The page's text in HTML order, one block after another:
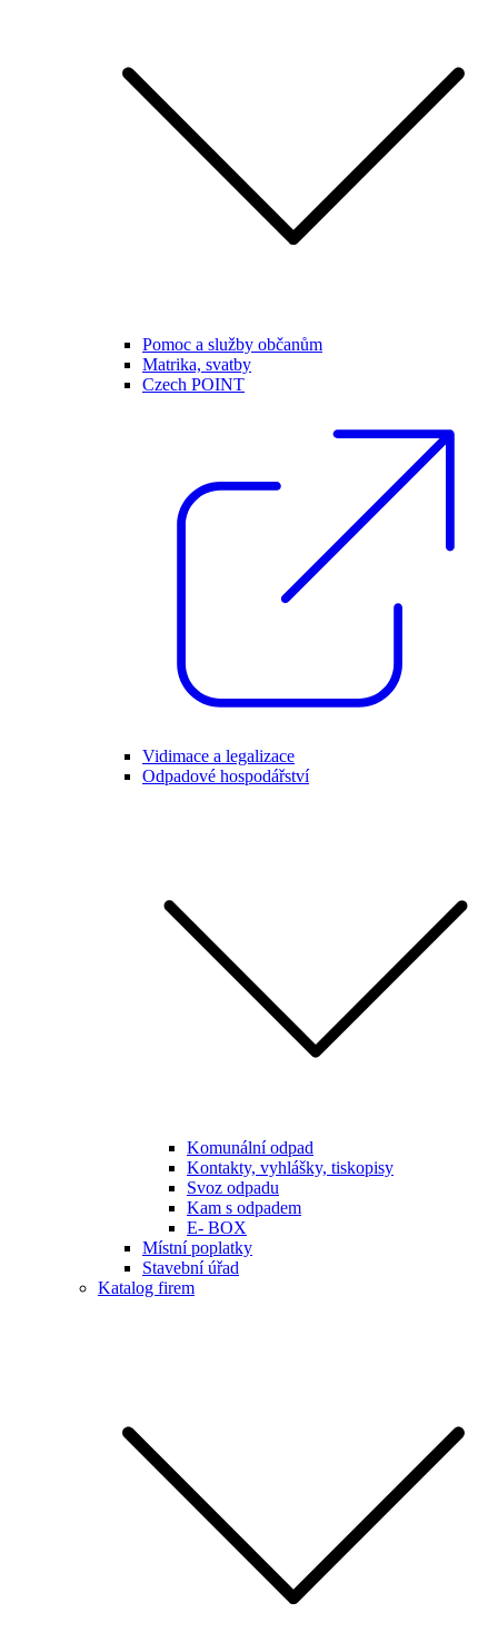
Pomoc a služby občanům
Matrika, svatby
Czech POINT
Vidimace a legalizace
Odpadové hospodářství
Komunální odpad
Kontakty, vyhlášky, tiskopisy
Svoz odpadu
Kam s odpadem
E- BOX
Místní poplatky
Stavební úřad
Katalog firem